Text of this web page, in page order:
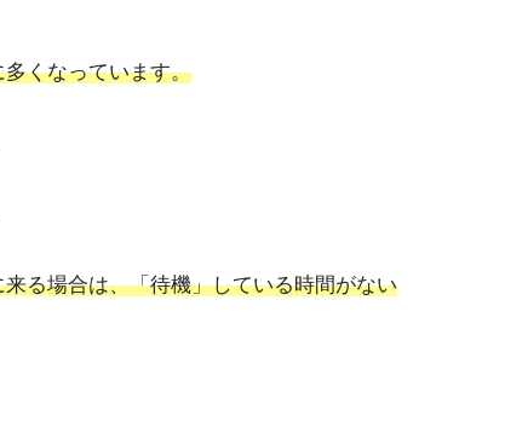
くなっています。
る場合は、「待機」している時間がない